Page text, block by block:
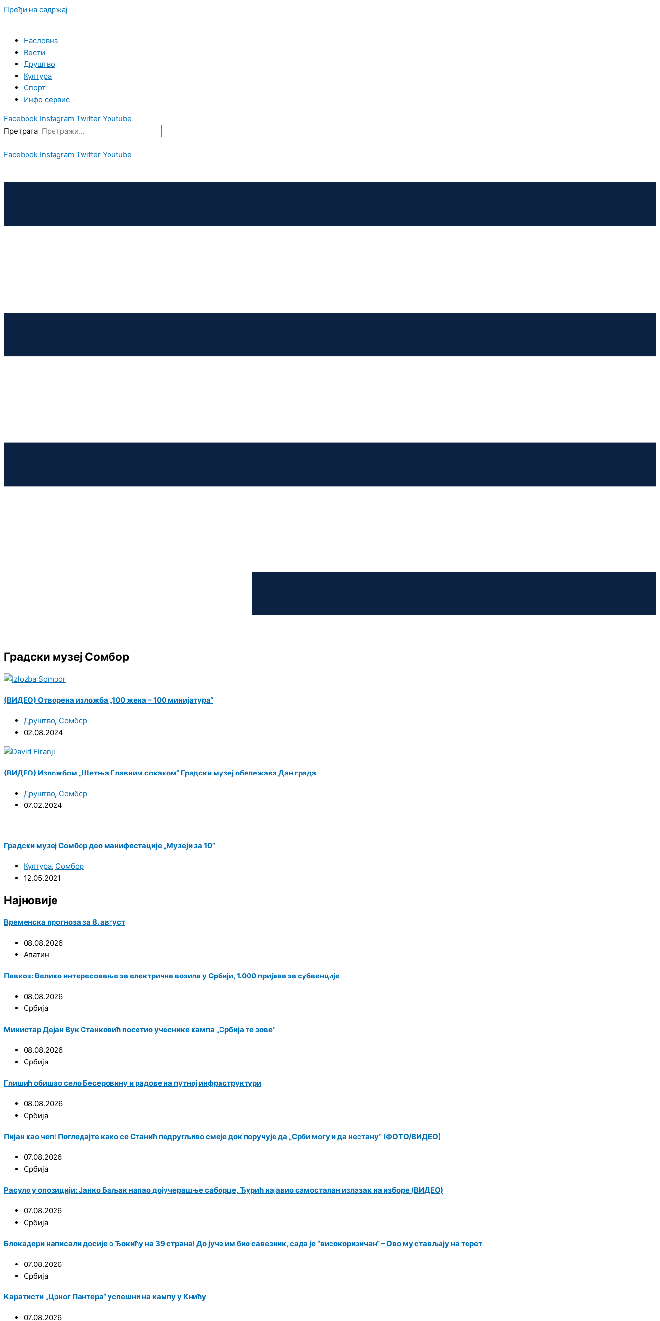
Пређи на садржај
Насловна
Вести
Друштво
Култура
Спорт
Инфо сервис
Facebook Instagram Twitter Youtube
Претрага
Facebook Instagram Twitter Youtube
Градски музеј Сомбор
(ВИДЕО) Отворена изложба „100 жена – 100 минијатура“
Друштво, Сомбор
02.08.2024
(ВИДЕО) Изложбом „Шетња Главним сокаком“ Градски музеј обележава Дан града
Друштво, Сомбор
07.02.2024
Градски музеј Сомбор део манифестације „Музеји за 10”
Култура, Сомбор
12.05.2021
Најновије
Временска прогноза за 8. август
08.08.2026
Апатин
Павков: Велико интересовање за електрична возила у Србији, 1.000 пријава за субвенције
08.08.2026
Србија
Министар Дејан Вук Станковић посетио учеснике кампа „Србија те зове“
08.08.2026
Србија
Глишић обишао село Бесеровину и радове на путној инфраструктури
08.08.2026
Србија
Пијан као чеп! Погледајте како се Станић подругљиво смеје док поручује да „Срби могу и да нестану“ (ФОТО/ВИДЕО)
07.08.2026
Србија
Расуло у опозицији: Јанко Баљак напао дојучерашње саборце, Ђурић најавио самосталан излазак на изборе (ВИДЕО)
07.08.2026
Србија
Блокадери написали досије о Ђокићу на 39 страна! До јуче им био савезник, сада је “високоризичан“ – Ово му стављају на терет
07.08.2026
Србија
Каратисти „Црног Пантера“ успешни на кампу у Книћу
07.08.2026